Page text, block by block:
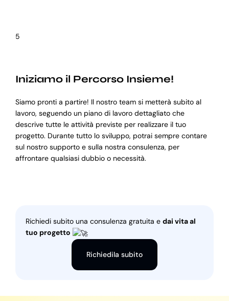
5
Iniziamo il Percorso Insieme!
Siamo pronti a partire! Il nostro team si metterà subito al
lavoro, seguendo un piano di lavoro dettagliato che
descrive tutte le attività previste per realizzare il tuo
progetto. Durante tutto lo sviluppo, potrai sempre contare
sul nostro supporto e sulla nostra consulenza, per
affrontare qualsiasi dubbio o necessità.
Richiedi subito una consulenza gratuita e dai vita al
tuo progetto
Richiedila subito